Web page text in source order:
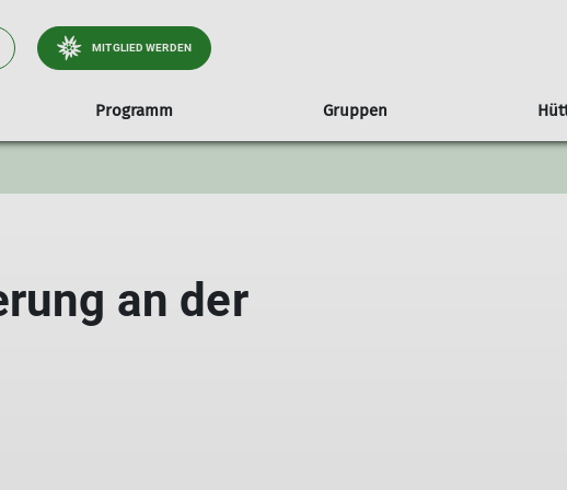
MITGLIED WERDEN
Über uns
Programm
Treffs & Termine Kursübersicht
Gruppen
Jugendgruppen Familiengruppen
Wald Hessigheimer Felsengärten Umweltgütesiegel
an der